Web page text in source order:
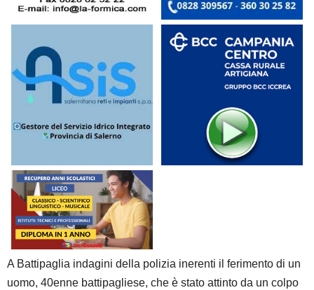
A Battipaglia indagini della polizia inerenti il ferimento di un
uomo, 40enne battipagliese, che è stato attinto da un colpo